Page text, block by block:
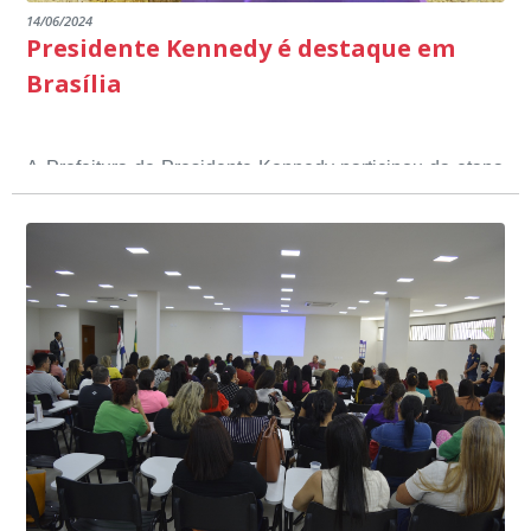
14/06/2024
Presidente Kennedy é destaque em
Brasília
A Prefeitura de Presidente Kennedy participou da etapa
nacional do 12º Prêmio Sebrae Prefeitura
Empreendedora, que visou valorizar e destacar o papel
dos gestores públicos comprometidos com o
desenvolvimento socioeconômico dos municípios, a
partir de iniciativas que estimulam o empreendedorismo,
a competitividade dos pequenos negócios e a
modernização da gestão pública local. O evento
aconteceu nesta terça-feira (11) em Brasília.
O município, conquistou o primeiro lugar na etapa
estadual, sendo premiado com o troféu ouro, na
categoria Inclusão Produtiva, através do Programa Mais